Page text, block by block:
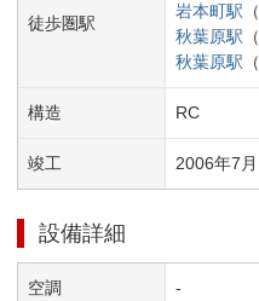
徒歩圏駅
岩本町駅 （
秋葉原駅 （
秋葉原駅 （
構造 RC
竣工 2006年7 月
設備詳細
空調 -